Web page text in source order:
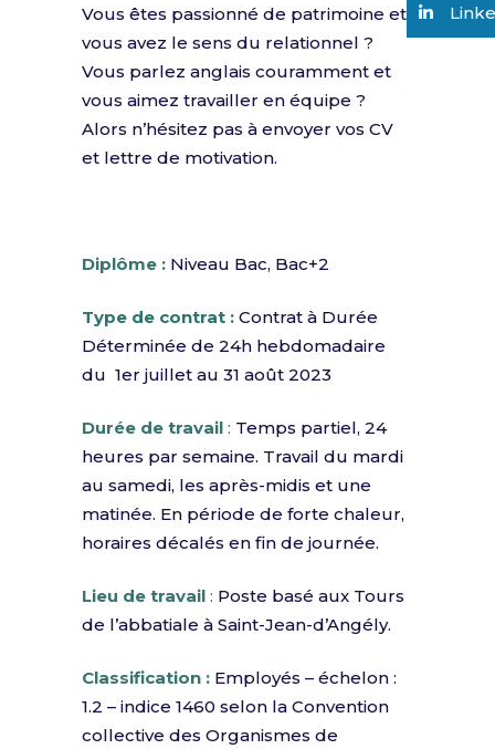
Vous êtes passionné de patrimoine et
vous avez le sens du relationnel ?
Vous parlez anglais couramment et
vous aimez travailler en équipe ?
Alors n’hésitez pas à envoyer vos CV
et lettre de motivation.
Diplôme : Niveau Bac, Bac+2
Type de contrat : Contrat à Durée
Déterminée de 24h hebdomadaire
du 1er juillet au 31 août 2023
Durée de travail : Temps partiel, 24
heures par semaine. Travail du mardi
au samedi, les après-midis et une
matinée. En période de forte chaleur,
horaires décalés en fin de journée.
Lieu de travail : Poste basé aux Tours
de l’abbatiale à Saint-Jean-d’Angély.
Classification : Employés – échelon :
1.2 – indice 1460 selon la Convention
collective des Organismes de